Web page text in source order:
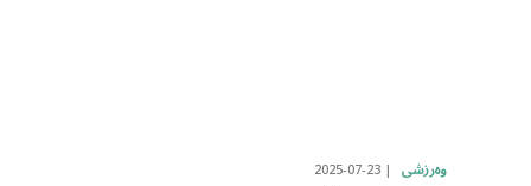
وەرزشی 2025-07-23